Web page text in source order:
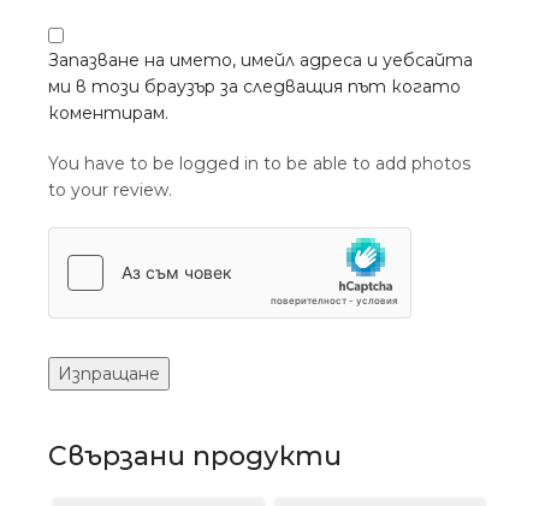
Запазване на името, имейл адреса и уебсайта
ми в този браузър за следващия път когато
коментирам.
You have to be logged in to be able to add photos
to your review.
Свързани продукти